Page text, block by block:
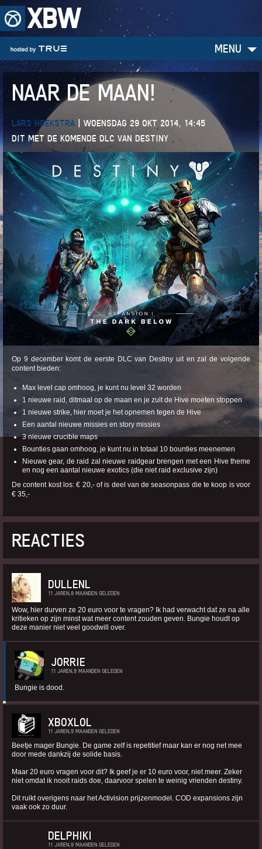
XBW
MENU
NAAR DE MAAN!
LARS HOEKSTRA | WOENSDAG 29 OKT 2014, 14:45
DIT MET DE KOMENDE DLC VAN DESTINY
Op 9 december komt de eerste DLC van Destiny uit en zal de volgende
content bieden:
Max level cap omhoog, je kunt nu level 32 worden
1 nieuwe raid, ditmaal op de maan en je zult de Hive moeten stoppen
1 nieuwe strike, hier moet je het opnemen tegen de Hive
Een aantal nieuwe missies en story missies
3 nieuwe crucible maps
Bounties gaan omhoog, je kunt nu in totaal 10 bounties meenemen
Nieuwe gear, de raid zal nieuwe raidgear brengen met een Hive theme
en nog een aantal nieuwe exotics (die niet raid exclusive zijn)
De content kost los: € 20,- of is deel van de seasonpass die te koop is voor
€ 35,-
REACTIES
DULLENL
11 JAREN,9 MAANDEN GELEDEN
Wow, hier durven ze 20 euro voor te vragen? Ik had verwacht dat ze na alle
kritieken op zijn minst wat meer content zouden geven. Bungie houdt op
deze manier niet veel goodwill over.
JORRIE
11 JAREN,9 MAANDEN GELEDEN
Bungie is dood.
XBOXLOL
11 JAREN,9 MAANDEN GELEDEN
Beetje mager Bungie. De game zelf is repetitief maar kan er nog net mee
door mede dankzij de solide basis.
Maar 20 euro vragen voor dit? Ik geef je er 10 euro voor, niet meer. Zeker
niet omdat ik nooit raids doe, daarvoor spelen te weinig vrienden destiny.
Dit ruikt overigens naar het Activision prijzenmodel. COD expansions zijn
vaak ook zo duur.
DELPHIKI
11 JAREN,9 MAANDEN GELEDEN